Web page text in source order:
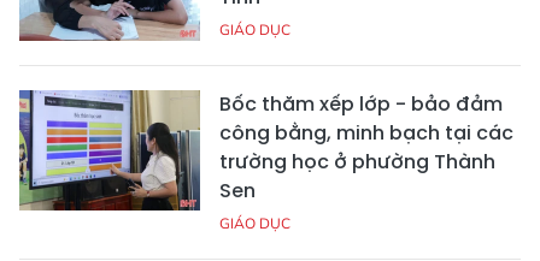
GIÁO DỤC
Bốc thăm xếp lớp - bảo đảm
công bằng, minh bạch tại các
trường học ở phường Thành
Sen
GIÁO DỤC